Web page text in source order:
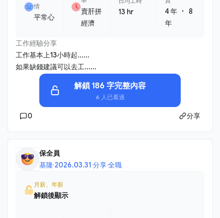
情
平常心
賣肝拼
經濟
13 hr 4 年 ・
8
年
工作經驗分享
工作基本上13小時起......
如果缺錢建議可以去工......
解鎖 186 字完整內容
6 人已看過
0 分享
保全員
基隆·2026.03.31 分享·全職
月薪、年薪
解鎖後顯示